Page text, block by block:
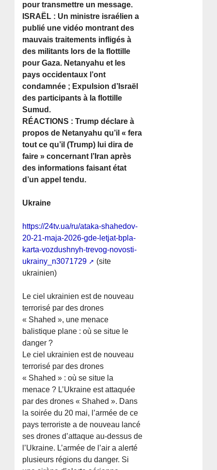
pour transmettre un message.
ISRAËL : Un ministre israélien a
publié une vidéo montrant des
mauvais traitements infligés à
des militants lors de la flottille
pour Gaza. Netanyahu et les
pays occidentaux l’ont
condamnée ; Expulsion d’Israël
des participants à la flottille
Sumud.
RÉACTIONS : Trump déclare à
propos de Netanyahu qu’il « fera
tout ce qu’il (Trump) lui dira de
faire » concernant l’Iran après
des informations faisant état
d’un appel tendu.
Ukraine
https://24tv.ua/ru/ataka-shahedov-
20-21-maja-2026-gde-letjat-bpla-
karta-vozdushnyh-trevog-novosti-
ukrainy_n3071729
(site
ukrainien)
Le ciel ukrainien est de nouveau
terrorisé par des drones
« Shahed », une menace
balistique plane : où se situe le
danger ?
Le ciel ukrainien est de nouveau
terrorisé par des drones
« Shahed » : où se situe la
menace ? L’Ukraine est attaquée
par des drones « Shahed ». Dans
la soirée du 20 mai, l’armée de ce
pays terroriste a de nouveau lancé
ses drones d’attaque au-dessus de
l’Ukraine. L’armée de l’air a alerté
plusieurs régions du danger. Si